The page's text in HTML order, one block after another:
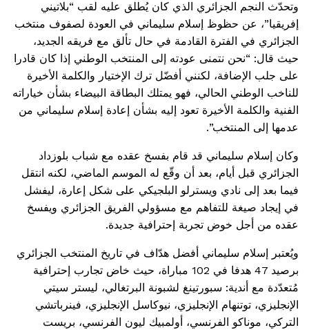
وتحدّث النجم الجزائري الذي كان يُطلق عليه لقب “بلاتيني
إفريقيا”، عن حظوظ إسلام سليماني في العودة لصفوف منتخب
الجزائري في الفترة القادمة في حال تألق مع فريقه الجديد،
حيث قال: “نحن نتمنى عودته إلى المنتخب الوطني إذا كان قادرا
على جلب الإضافة، لكنني أفضّل ترك الإختيار والكلمة الأخيرة
للناخب الوطني الحالي، فهو يمتلك البطاقة البيضاء بشأن خياراته
الفنية والكلمة الأخيرة تعود إليه بشأن إعادة إسلام سليماني من
عدمها إلى المنتخب”.
وكان إسلام سليماني قد قام بفسخ عقده مع شباب بلوزداد
الجزائري قبل أيام، بعد أن وقّع له الموسم الماضي، لكنه انتقل
فيما بعد إلى نادي ويسترلو البلجيكي على شكل إعارة، ليفشل
في إيجاد صيغة للتفاهم مع مسؤولي الفريق الجزائري ويفسخ
عقده من أجل خوض تجربة إحترافية جديدة.
ويُعتبر إسلام سليماني أفضل هدّاف في تاريخ المنتخب الجزائري
برصيد 47 هدفا في 102 مباراة، حيث خاض تجارب إحترافية
مُتعدّدة مع أندية: سبورتينغ لشبونة البرتغالي، ليستر سيتي
الإنجليزي، توتنهام الإنجليزي، نيوكاسل الإنجليزي، فينرباتشي
التركي، موناكو الفرنسي، أولمبيك ليون الفرنسي، بريست